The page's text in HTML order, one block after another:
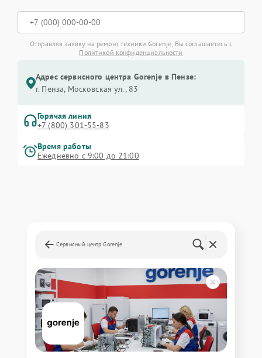
Отправляя заявку на ремонт техники Gorenje, Вы соглашаетесь с
Политикой конфиденциальности
Адрес сервисного центра Gorenje в Пензе:
г. Пенза, Московская ул., 83
Горячая линия
+7 (800) 301-55-83
Время работы
Ежедневно с 9:00 до 21:00
Сервисный центр Gorenje